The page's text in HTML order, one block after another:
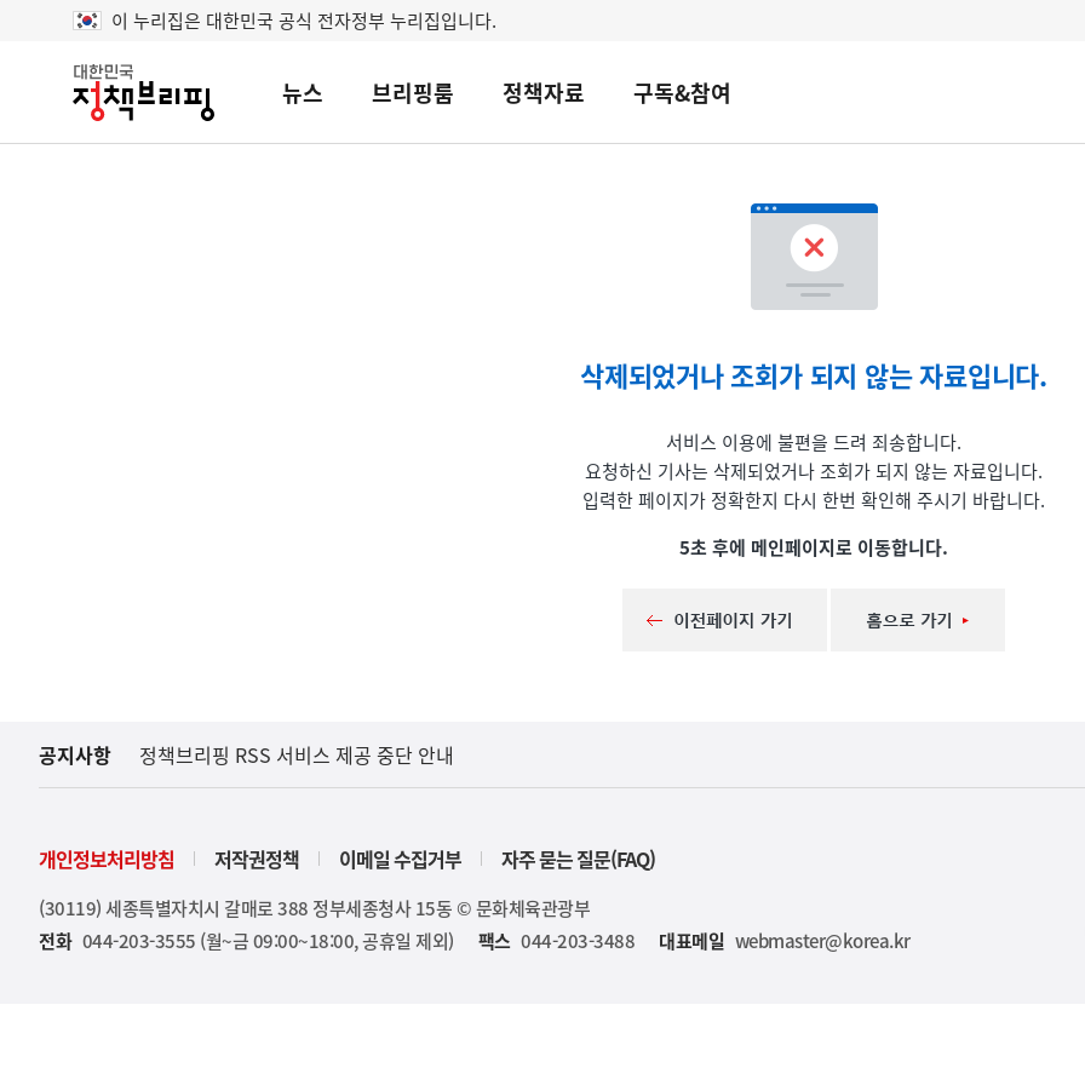
이 누리집은 대한민국 공식 전자정부 누리집입니다.
대
민
뉴스 브리핑룸 정책자료 구독&참여
삭제되었거나 조회가 되지 않는 자료입니다.
서비스 이용에 불편을 드려 죄송합니다.
요청하신 기사는 삭제되었거나 조회가 되지 않는 자료입니다.
입력한 페이지가 정확한지 다시 한번 확인해 주시기 바랍니다.
5초 후에 메인페이지로 이동합니다.
공지사항 정책브리핑 RSS 서비스 제공 중단 안내
개인정보처리방침 저작권정책 이메일 수집거부 자주 묻는 질문(FAQ)
(30119) 세종특별자치시 갈매로 388 정부세종청사 15동 © 문화체육관광부
전화 044-203-3555 (월~금 09:00~18:00, 공휴일 제외) 팩스 044-203-3488 대표메일 webmaster@korea.kr